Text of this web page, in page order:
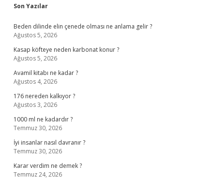
Sidebar
Son Yazılar
Beden dilinde elin çenede olması ne anlama gelir ?
Ağustos 5, 2026
Kasap köfteye neden karbonat konur ?
Ağustos 5, 2026
Avamil kitabı ne kadar ?
Ağustos 4, 2026
176 nereden kalkıyor ?
Ağustos 3, 2026
1000 ml ne kadardır ?
Temmuz 30, 2026
İyi insanlar nasıl davranır ?
Temmuz 30, 2026
Karar verdim ne demek ?
Temmuz 24, 2026